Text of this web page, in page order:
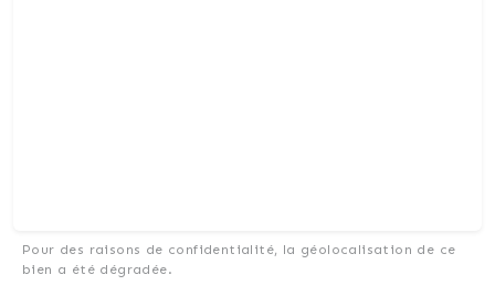
Pour des raisons de confidentialité, la géolocalisation de ce
bien a été dégradée.